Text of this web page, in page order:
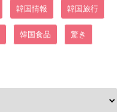
韓国情報 韓国旅行
韓国食品 驚き